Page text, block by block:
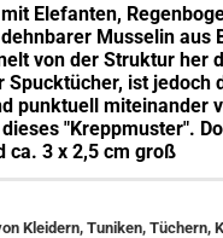
Elefanten,
Musselin aus
von der Struktur her
Spucktücher, ist jedoch
punktuell miteinander
"Kreppmuster".
ca. 3 x 2,5 cm groß
Kleidern, Tuniken, Tüchern,